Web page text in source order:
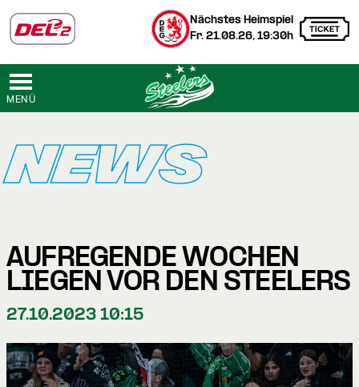
Nächstes Heimspiel
Fr. 21.08.26, 19:30h
MENÜ
NEWS
AUFREGENDE WOCHEN
LIEGEN VOR DEN STEELERS
27.10.2023 10:15